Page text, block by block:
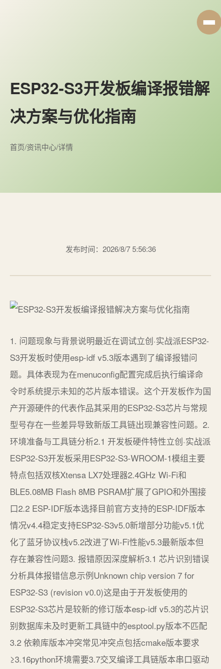
ESP32-S3开发板编译报错解
决方案与优化指南
首页/资讯中心/详情
发布时间：2026/8/7 5:56:36
1. 问题现象与背景说明最近在调试立创·实战派ESP32-
S3开发板时使用esp-idf v5.3版本遇到了编译报错问
题。具体表现为在menuconfig配置完成后执行编译命
令时系统提示未知的芯片版本错误。这个开发板作为国
产开源硬件的代表作品其采用的ESP32-S3芯片与常规
型号存在一些差异导致新版工具链出现兼容性问题。2.
环境准备与工具链分析2.1 开发板硬件特性立创·实战派
ESP32-S3开发板采用ESP32-S3-WROOM-1模组主要
特点包括双核Xtensa LX7处理器2.4GHz Wi-Fi和
BLE5.08MB Flash 8MB PSRAM扩展了GPIO和外围接
口2.2 ESP-IDF版本选择目前官方支持的ESP-IDF版本
情况v4.4稳定支持ESP32-S3v5.0新增部分功能v5.1优
化了蓝牙协议栈v5.2改进了Wi-Fi性能v5.3最新版本但
存在兼容性问题3. 报错原因深度解析3.1 芯片识别错误
分析具体报错信息示例Unknown chip version 7 for
ESP32-S3 (revision v0.0)这是由于开发板使用的
ESP32-S3芯片是较新的修订版本esp-idf v5.3的芯片识
别数据库未及时更新工具链中的esptool.py版本不匹配
3.2 依赖库版本冲突常见冲突点包括cmake版本要求
≥3.16python环境需要3.7交叉编译工具链版本串口驱动